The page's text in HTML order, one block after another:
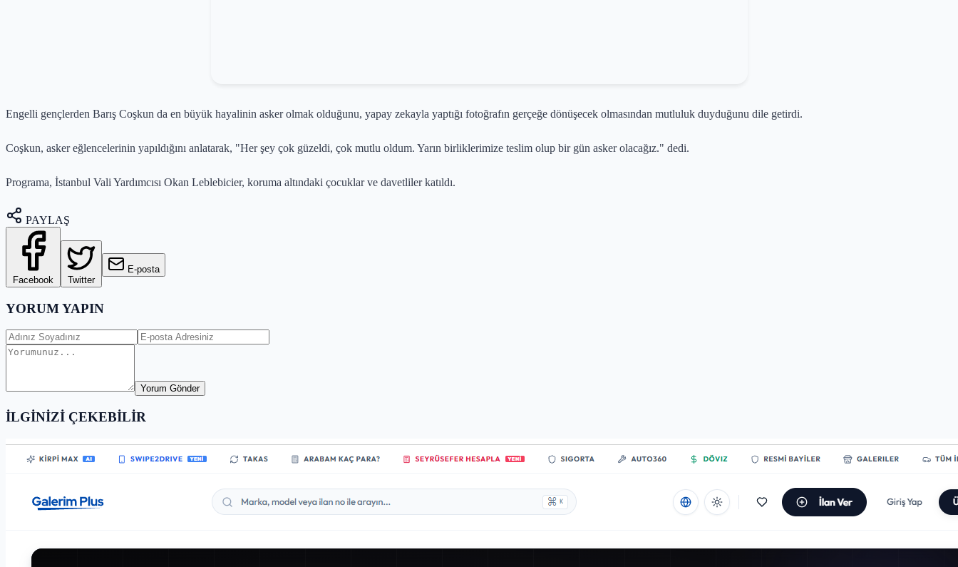
Engelli gençlerden Barış Coşkun da en büyük hayalinin asker olmak olduğunu, yapay zekayla yaptığı fotoğrafın gerçeğe dönüşecek olmasından mutluluk duyduğunu dile getirdi.
Coşkun, asker eğlencelerinin yapıldığını anlatarak, "Her şey çok güzeldi, çok mutlu oldum. Yarın birliklerimize teslim olup bir gün asker olacağız." dedi.
Programa, İstanbul Vali Yardımcısı Okan Leblebicier, koruma altındaki çocuklar ve davetliler katıldı.
PAYLAŞ
Facebook Twitter
E-posta
YORUM YAPIN
Yorum Gönder
İLGİNİZİ ÇEKEBİLİR